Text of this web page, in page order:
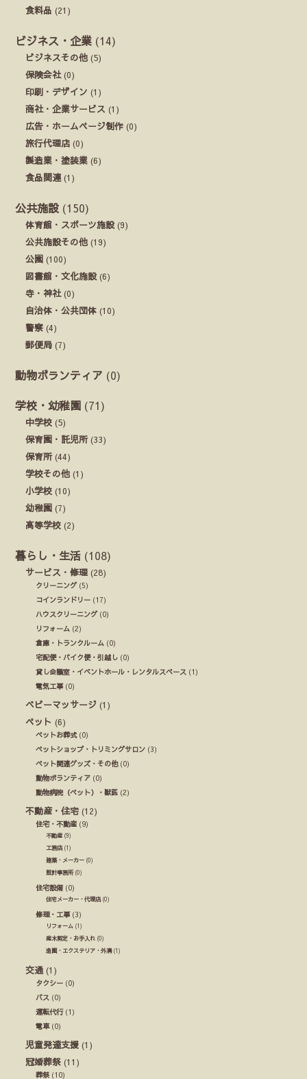
食料品 (21)
ビジネス・企業 (14)
ビジネスその他 (5)
保険会社(0)
印刷・デザイン (1)
商社・企業サービス (1)
広告・ホームページ制作 (0)
旅行代理店 (0)
製造業・塗装業 (6)
食品関連 (1)
公共施設 (150)
体育館・スポーツ施設(9)
公共施設その他 (19)
公園 (100)
図書館・文化施設(6)
寺・神社(0)
自治体・公共団体 (10)
警察 (4)
郵便局 (7)
動物ボランティア (0)
学校・幼稚園 (71)
中学校 (5)
保育園・託児所(33)
保育所(44)
学校その他 (1)
小学校 (10)
幼稚園 (7)
高等学校 (2)
暮らし・生活 (108)
サービス・修理 (28)
クリーニング(5)
コインランドリー (17)
ハウスクリーニング(0)
リフォーム (2)
倉庫・トランクルーム (0)
宅配便・バイク便・引越し (0)
貸し会議室・イベントホール・レンタルスペース (1)
電気工事(0)
ベビーマッサージ (1)
ペット (6)
ペットお葬式(0)
ペットショップ・トリミングサロン (3)
ペット関連グッズ・その他(0)
動物ボランティア (0)
動物病院（ペット）・獣医 (2)
不動産・住宅 (12)
住宅・不動産 (9)
不動産 (9)
工務店 (1)
建築・メーカー (0)
設計事務所(0)
住宅設備(0)
住宅メーカー・代理店 (0)
修理・工事(3)
リフォーム (1)
庭木剪定・お手入れ (0)
造園・エクステリア・外溝(1)
交通 (1)
タクシー (0)
バス (0)
運転代行(1)
電車(0)
児童発達支援 (1)
冠婚葬祭 (11)
葬祭(10)